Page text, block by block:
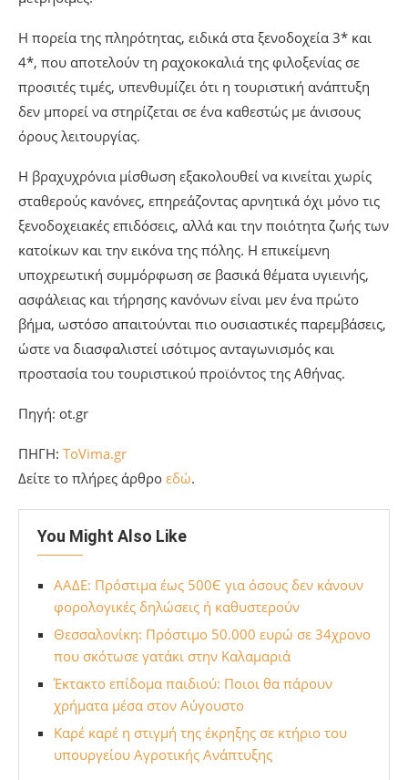
Η πορεία της πληρότητας, ειδικά στα ξενοδοχεία 3* και
4*, που αποτελούν τη ραχοκοκαλιά της φιλοξενίας σε
προσιτές τιμές, υπενθυμίζει ότι η τουριστική ανάπτυξη
δεν μπορεί να στηρίζεται σε ένα καθεστώς με άνισους
όρους λειτουργίας.
Η βραχυχρόνια μίσθωση εξακολουθεί να κινείται χωρίς
σταθερούς κανόνες, επηρεάζοντας αρνητικά όχι μόνο τις
ξενοδοχειακές επιδόσεις, αλλά και την ποιότητα ζωής των
κατοίκων και την εικόνα της πόλης. Η επικείμενη
υποχρεωτική συμμόρφωση σε βασικά θέματα υγιεινής,
ασφάλειας και τήρησης κανόνων είναι μεν ένα πρώτο
βήμα, ωστόσο απαιτούνται πιο ουσιαστικές παρεμβάσεις,
ώστε να διασφαλιστεί ισότιμος ανταγωνισμός και
προστασία του τουριστικού προϊόντος της Αθήνας.
Πηγή: ot.gr
ΠΗΓΗ: ToVima.gr
Δείτε το πλήρες άρθρο εδώ.
You Might Also Like
ΑΑΔΕ: Πρόστιμα έως 500Є για όσους δεν κάνουν
φορολογικές δηλώσεις ή καθυστερούν
Θεσσαλονίκη: Πρόστιμο 50.000 ευρώ σε 34χρονο
που σκότωσε γατάκι στην Καλαμαριά
Έκτακτο επίδομα παιδιού: Ποιοι θα πάρουν
χρήματα μέσα στον Αύγουστο
Καρέ καρέ η στιγμή της έκρηξης σε κτήριο του
υπουργείου Αγροτικής Ανάπτυξης